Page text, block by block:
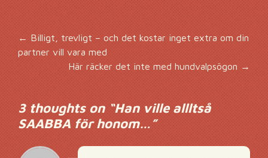
Inläggsnavigering
← Billigt, trevligt – och det kostar inget extra om din
partner vill vara med
Här räcker det inte med hundvalpsögon →
3 thoughts on “Han ville allltså
SAABBA för honom…”